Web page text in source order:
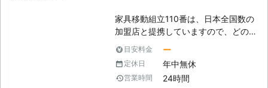
が、部品のまま放置されている、なん
ていう悲しい事にならないように、き
ちんと組立をいたします。また、ご自
身で組み立てられたときに心配なのが
組立の際にネジの締めが弱かったり、
す。 ●夫婦で作業するから女性も安
心！一人暮らしの方の家具組立もお任
せ 当店は、夫婦でお客様の元に伺い
作業なので手際よく作業をおこなうこ
とができます。また、女性の一人暮ら
家具移動組立110番は、日本全国数の
加盟店と提携していますので、どの地
方にお住まいのお客様でも迅速に対応
いたします。 コールセンターでは24
時間365日年中無休でお電話を受け付
けています。 深夜でも早朝でもお客
目安料金 ー
定休日 年中無休
営業時間 24時間